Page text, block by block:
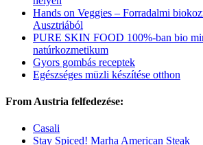
Hands on Veggies – Forradalmi
Ausztriából
PURE SKIN FOOD 100%-ban bio
natúrkozmetikum
Gyors gombás receptek
Egészséges müzli készítése otthon
From Austria felfedezése:
Casali
Stay Spiced! Marha American Steak